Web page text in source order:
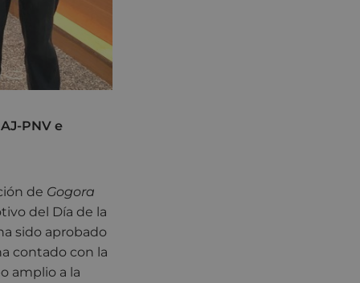
PNV e
de Gogora
del Día de la
sido aprobado
contado con la
amplio a la